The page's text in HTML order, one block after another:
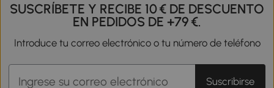
SUSCRÍBETE Y RECIBE 10 € DE DESCUENTO
EN PEDIDOS DE +79 €.
Introduce tu correo electrónico o tu número de teléfono
Suscribirse